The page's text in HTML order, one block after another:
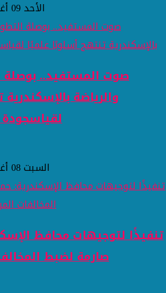
الأحد 09 أغسطس 2026 12:08 صباحاً
والرياضة
السبت 08 أغسطس 2026 10:19 مساءً
تنفيذًا لتوجيهات محافظ
صارمة لضبط